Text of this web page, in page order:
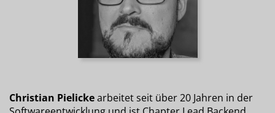
Christian Pielickearbeitet seit über 20 Jahren in der